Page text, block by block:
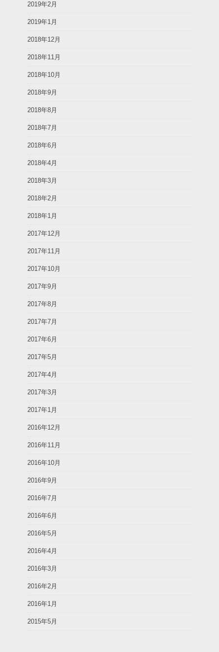
2019年2月
2019年1月
2018年12月
2018年11月
2018年10月
2018年9月
2018年8月
2018年7月
2018年6月
2018年4月
2018年3月
2018年2月
2018年1月
2017年12月
2017年11月
2017年10月
2017年9月
2017年8月
2017年7月
2017年6月
2017年5月
2017年4月
2017年3月
2017年1月
2016年12月
2016年11月
2016年10月
2016年9月
2016年7月
2016年6月
2016年5月
2016年4月
2016年3月
2016年2月
2016年1月
2015年5月